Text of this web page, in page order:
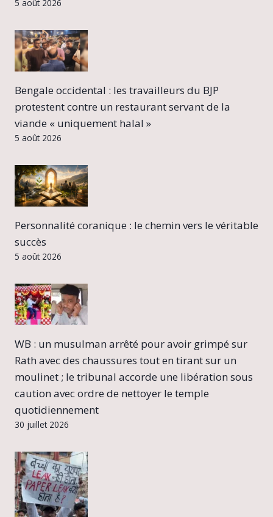
5 août 2026
Bengale occidental : les travailleurs du BJP
protestent contre un restaurant servant de la
viande « uniquement halal »
5 août 2026
Personnalité coranique : le chemin vers le véritable
succès
5 août 2026
WB : un musulman arrêté pour avoir grimpé sur
Rath avec des chaussures tout en tirant sur un
moulinet ; le tribunal accorde une libération sous
caution avec ordre de nettoyer le temple
quotidiennement
30 juillet 2026